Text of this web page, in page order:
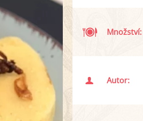
Množství:
Autor: